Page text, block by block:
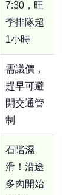
7:30，旺
季排隊超
1小時
需議價，
趕早可避
開交通管
制
石階濕
滑！沿途
多肉開始